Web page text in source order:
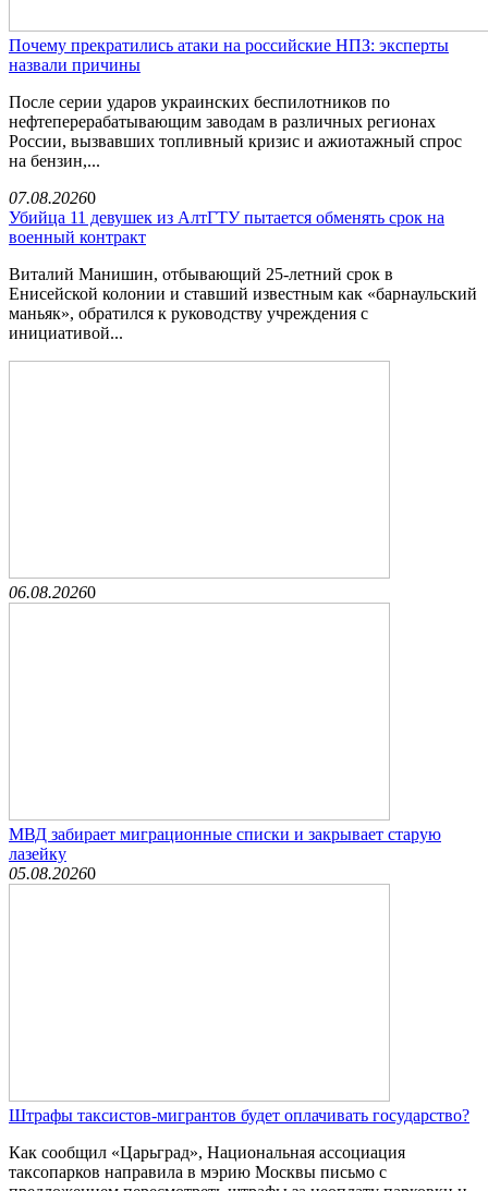
Почему прекратились атаки на российские НПЗ: эксперты
назвали причины
После серии ударов украинских беспилотников по
нефтеперерабатывающим заводам в различных регионах
России, вызвавших топливный кризис и ажиотажный спрос
на бензин,...
07.08.20260
Убийца 11 девушек из АлтГТУ пытается обменять срок на
военный контракт
Виталий Манишин, отбывающий 25-летний срок в
Енисейской колонии и ставший известным как «барнаульский
маньяк», обратился к руководству учреждения с
инициативой...
06.08.20260
МВД забирает миграционные списки и закрывает старую
лазейку
05.08.20260
Штрафы таксистов-мигрантов будет оплачивать государство?
Как сообщил «Царьград», Национальная ассоциация
таксопарков направила в мэрию Москвы письмо с